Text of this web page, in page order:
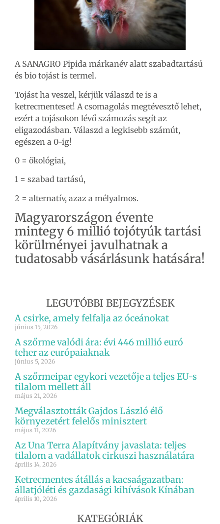
A SANAGRO Pipida márkanév alatt szabadtartású
és bio tojást is termel.
Tojást ha veszel, kérjük válaszd te is a
ketrecmenteset! A csomagolás megtévesztő lehet,
ezért a tojásokon lévő számozás segít az
eligazodásban. Válaszd a legkisebb számút,
egészen a 0-ig!
0 = ökológiai,
1 = szabad tartású,
2 = alternatív, azaz a mélyalmos.
Magyarországon évente
mintegy 6 millió tojótyúk tartási
körülményei javulhatnak a
tudatosabb vásárlásunk hatására!
LEGUTÓBBI BEJEGYZÉSEK
A csirke, amely felfalja az óceánokat
június 15, 2026
A szőrme valódi ára: évi 446 millió euró
teher az európaiaknak
június 5, 2026
A szőrmeipar egykori vezetője a teljes EU-s
tilalom mellett áll
május 21, 2026
Megválasztották Gajdos László élő
környezetért felelős minisztert
május 11, 2026
Az Una Terra Alapítvány javaslata: teljes
tilalom a vadállatok cirkuszi használatára
április 14, 2026
Ketrecmentes átállás a kacsaágazatban:
állatjóléti és gazdasági kihívások Kínában
április 10, 2026
KATEGÓRIÁK